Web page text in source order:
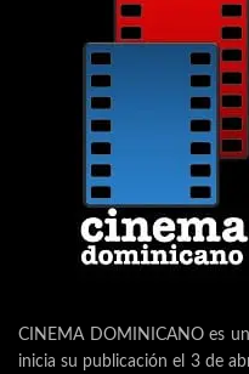
CINEMA DOMINICANO es
inicia su publicación el 3 de